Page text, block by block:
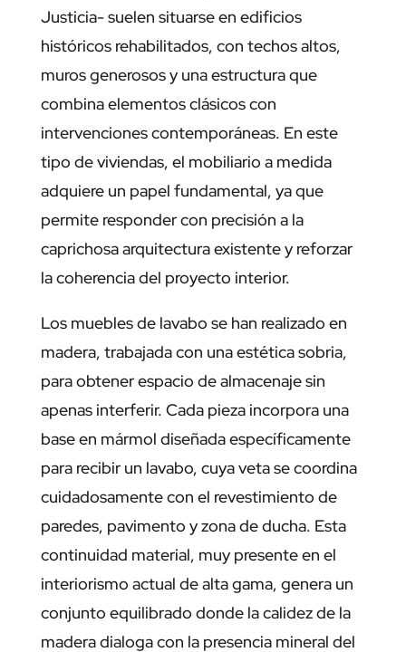
Justicia- suelen situarse en edificios
históricos rehabilitados, con techos altos,
muros generosos y una estructura que
combina elementos clásicos con
intervenciones contemporáneas. En este
tipo de viviendas, el mobiliario a medida
adquiere un papel fundamental, ya que
permite responder con precisión a la
caprichosa arquitectura existente y reforzar
la coherencia del proyecto interior.
Los muebles de lavabo se han realizado en
madera, trabajada con una estética sobria,
para obtener espacio de almacenaje sin
apenas interferir. Cada pieza incorpora una
base en mármol diseñada específicamente
para recibir un lavabo, cuya veta se coordina
cuidadosamente con el revestimiento de
paredes, pavimento y zona de ducha. Esta
continuidad material, muy presente en el
interiorismo actual de alta gama, genera un
conjunto equilibrado donde la calidez de la
madera dialoga con la presencia mineral del